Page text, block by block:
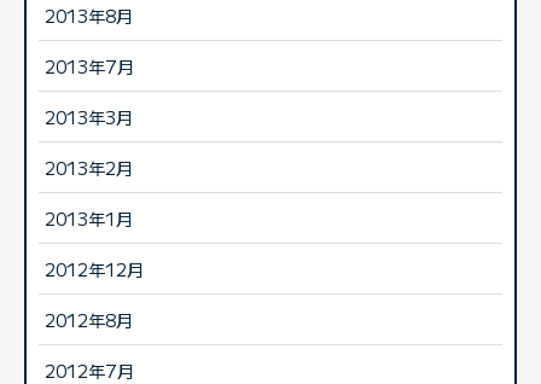
2013年8月
2013年7月
2013年3月
2013年2月
2013年1月
2012年12月
2012年8月
2012年7月